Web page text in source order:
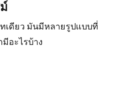
เดียว มันมีหลายรูปแบบที่
อะไรบ้าง